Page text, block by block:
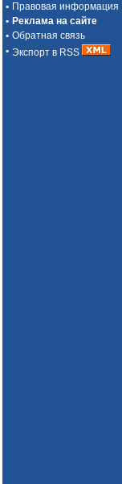
• Правовая информация
• Реклама на сайте
• Обратная связь
• Экспорт в RSS